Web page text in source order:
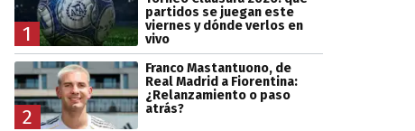
1
partidos se juegan este
viernes y dónde verlos en
vivo
2
Franco Mastantuono, de
Real Madrid a Fiorentina:
¿Relanzamiento o paso
atrás?